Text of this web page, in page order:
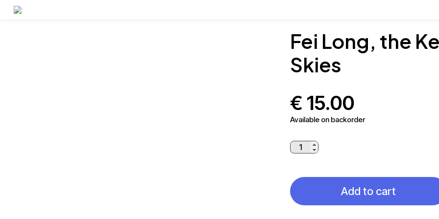
Fei Long, the
Skies
€ 15.00
Available on backorder
Fei
Keeper
of
the
Add to cart